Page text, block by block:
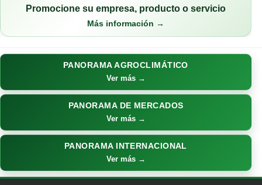
Promocione su empresa, producto o servicio
Más información →
PANORAMA AGROCLIMÁTICO
Ver más →
PANORAMA DE MERCADOS
Ver más →
PANORAMA INTERNACIONAL
Ver más →